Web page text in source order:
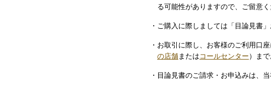
る可能性がありますので、ご留意く
・ご購入に際しましては「目論見書
・お取引に際し、お客様のご利用口
の店舗またはコールセンター）ま
・目論見書のご請求・お申込みは、